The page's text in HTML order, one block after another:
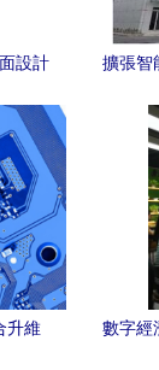
設計
擴張智
升維
數字經